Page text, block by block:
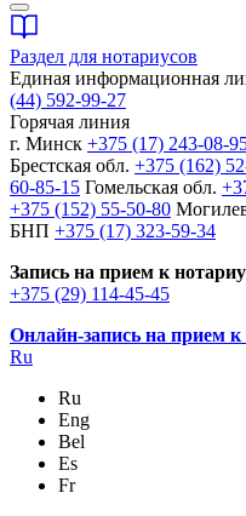
Раздел для нотариусов
Единая информационная
(44) 592-99-27
Горячая линия
г. Минск +375 (17) 243-08-
Брестская обл. +375 (162)
60-85-15 Гомельская обл.
+375 (152) 55-50-80
БНП +375 (17) 323-59-34
Запись на прием к
+375 (29) 114-45-45
Онлайн-запись на прием к
Ru
Ru
Eng
Bel
Es
Fr